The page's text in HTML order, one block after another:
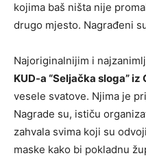
kojima baš ništa nije
drugo mjesto. Nagrađeni
Najoriginalnijim i
KUD-a “Seljačka sloga” iz
vesele svatove. Njima je
Nagrade su, ističu
zahvala svima koji su
maske kako bi pokladnu